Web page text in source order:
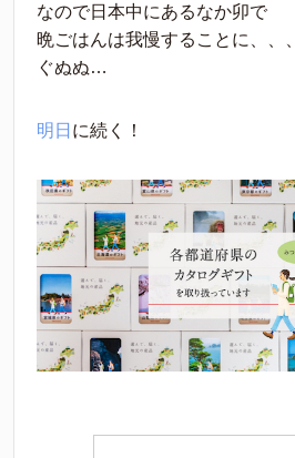
なので日本中にあるなか卯で
晩ごはんは我慢することに、、、
ぐぬぬ…
明日 に続く！